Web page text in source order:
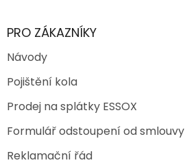
PRO ZÁKAZNÍKY
Návody
Pojištění kola
Prodej na splátky ESSOX
Formulář odstoupení od smlouvy
Reklamační řád